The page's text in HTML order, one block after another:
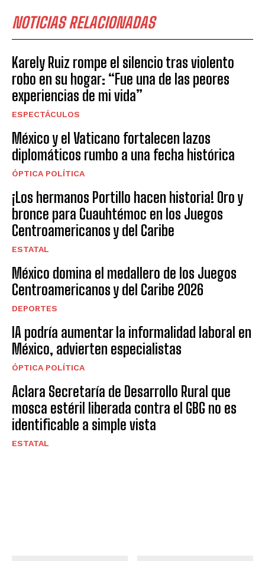
NOTICIAS RELACIONADAS
Karely Ruiz rompe el silencio tras violento
robo en su hogar: “Fue una de las peores
experiencias de mi vida”
ESPECTÁCULOS
México y el Vaticano fortalecen lazos
diplomáticos rumbo a una fecha histórica
ÓPTICA POLÍTICA
¡Los hermanos Portillo hacen historia! Oro y
bronce para Cuauhtémoc en los Juegos
Centroamericanos y del Caribe
ESTATAL
México domina el medallero de los Juegos
Centroamericanos y del Caribe 2026
DEPORTES
IA podría aumentar la informalidad laboral en
México, advierten especialistas
ÓPTICA POLÍTICA
Aclara Secretaría de Desarrollo Rural que
mosca estéril liberada contra el GBG no es
identificable a simple vista
ESTATAL